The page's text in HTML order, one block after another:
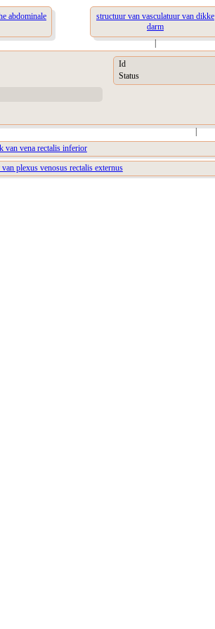
abdominale
structuur van vasculatuur van dikke
darm
|
Id
Status
|
van vena rectalis inferior
plexus venosus rectalis externus